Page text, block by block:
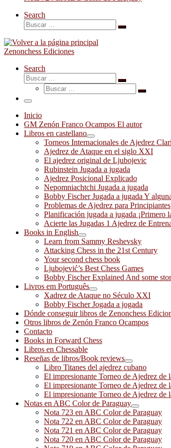
Search
Buscar
Buscar
Zenonchess Ediciones
Search
Buscar
Buscar
Buscar
Buscar
Menú
Inicio
GM Zenón Franco Ocampos El autor
Libros en castellano
Torneos Internacionales de Ajedrez
Ajedrez de Ataque en el siglo XXI
El ajedrez original de Ljubojevic
Rubinstein Jugada a jugada
Ajedrez Posicional Explicado
Nepomniachtchi Jugada a jugada
Bobby Fischer Jugada a jugada Y
Problemas de Ajedrez para Principiantes
Planificación jugada a jugada ¡Primero
Acierte las Jugadas 1 Ajedrez de
Books in English
Learn from Sammy Reshevsky
Attacking Chess in the 21st Century
Your second chess book
Ljubojević’s Best Chess Games
Bobby Fischer Explained And some
Livros em Português
Xadrez de Ataque no Século XXI
Bobby Fischer Jogada a jogada
Dónde conseguir libros de Zenonchess
Otros libros de Zenón Franco Ocampos
Contacto
Books in Forward Chess
Libros en Chessable
Reseñas de libros/Book reviews
Libro Titanes del ajedrez cubano
El impresionante Torneo de Ajedrez de
El impresionante Torneo de Ajedrez de
El impresionante Torneo de Ajedrez de
Notas en ABC Color de Paraguay
Nota 723 en ABC Color de Paraguay
Nota 722 en ABC Color de Paraguay
Nota 721 en ABC Color de Paraguay
Nota 720 en ABC Color de Paraguay